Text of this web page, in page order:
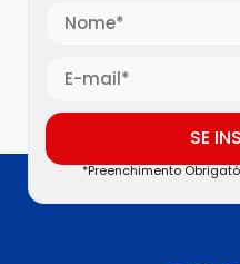
SE
*Preenchimento